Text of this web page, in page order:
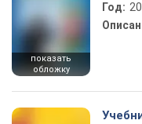
показать
обложку
Год: